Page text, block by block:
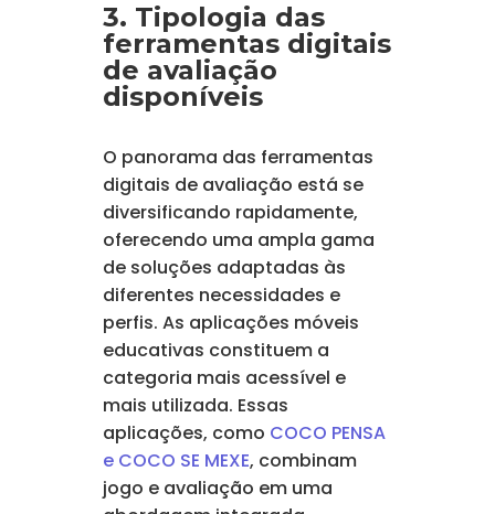
3. Tipologia das
ferramentas digitais
de avaliação
disponíveis
O panorama das ferramentas
digitais de avaliação está se
diversificando rapidamente,
oferecendo uma ampla gama
de soluções adaptadas às
diferentes necessidades e
perfis. As aplicações móveis
educativas constituem a
categoria mais acessível e
mais utilizada. Essas
aplicações, como COCO PENSA
e COCO SE MEXE, combinam
jogo e avaliação em uma